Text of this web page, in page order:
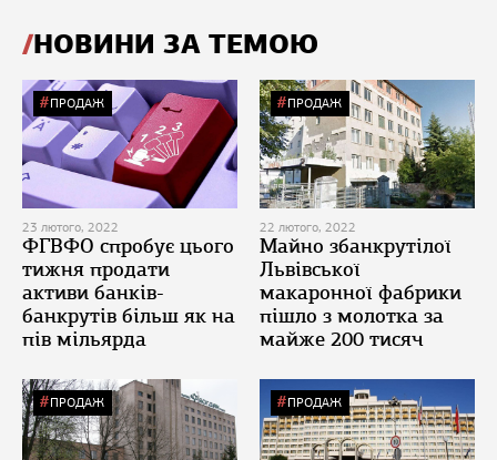
НОВИНИ ЗА ТЕМОЮ
ПРОДАЖ
23 лютого, 2022
ФГВФО спробує цього
тижня продати
активи банків-
банкрутів більш як на
пів мільярда
ПРОДАЖ
22 лютого, 2022
Майно збанкрутілої
Львівської
макаронної фабрики
пішло з молотка за
майже 200 тисяч
ПРОДАЖ ПРОДАЖ